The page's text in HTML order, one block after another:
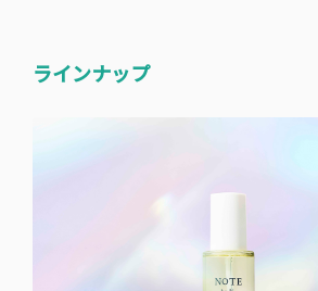
ラインナップ